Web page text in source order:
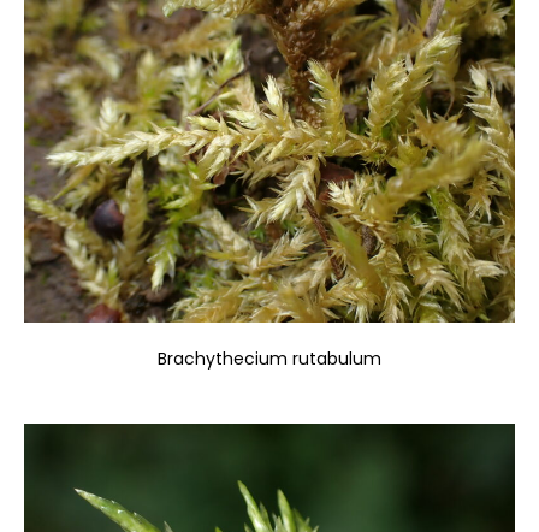
Brachythecium rutabulum